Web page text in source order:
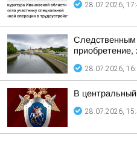
28.07.2026,
Следственным
приобретение,
28.07.2026,
В центральный
28.07.2026,